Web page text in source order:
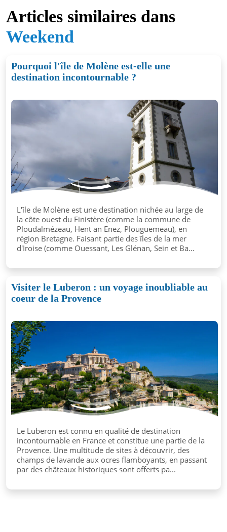
Articles similaires dans
Weekend
Pourquoi l'île de Molène est-elle une
destination incontournable ?
L'île de Molène est une destination nichée au large de
la côte ouest du Finistère (comme la commune de
Ploudalmézeau, Hent an Enez, Plouguemeau), en
région Bretagne. Faisant partie des îles de la mer
d'Iroise (comme Ouessant, Les Glénan, Sein et Ba...
Visiter le Luberon : un voyage inoubliable au
coeur de la Provence
Le Luberon est connu en qualité de destination
incontournable en France et constitue une partie de la
Provence. Une multitude de sites à découvrir, des
champs de lavande aux ocres flamboyants, en passant
par des châteaux historiques sont offerts pa...